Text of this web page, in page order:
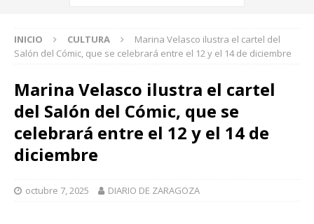
INICIO CULTURA
Marina Velasco ilustra el cartel del
Salón del Cómic, que se celebrará entre el 12 y el 14 de diciembre
Marina Velasco ilustra el cartel
del Salón del Cómic, que se
celebrará entre el 12 y el 14 de
diciembre
octubre 7, 2025 DIARIO DE ZARAGOZA